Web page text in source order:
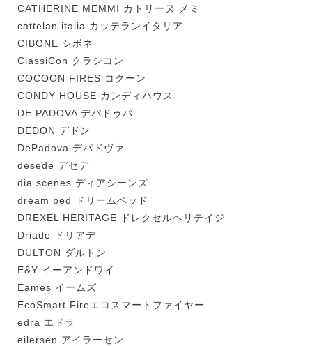
CATHERINE MEMMI カトリーヌ メミ
cattelan italia カッテランイタリア
CIBONE シボネ
ClassiCon クラシコン
COCOON FIRES コクーン
CONDY HOUSE カンディハウス
DE PADOVA デパドゥバ
DEDON デドン
DePadova デパドヴァ
desede デセデ
dia scenes ディアシーンズ
dream bed ドリームベッド
DREXEL HERITAGE ドレクセルヘリテイジ
Driade ドリアデ
DULTON ダルトン
E&Y イーアンドワイ
Eames イームズ
EcoSmart Fireエコスマートファイヤー
edra エドラ
eilersen アイラーセン